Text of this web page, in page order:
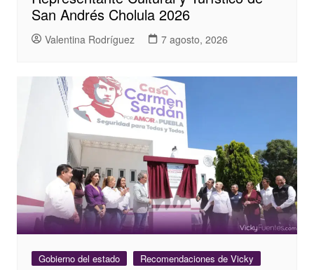
San Andrés Cholula 2026
Valentina Rodríguez 7 agosto, 2026
Gobierno del estado Recomendaciones de Vicky